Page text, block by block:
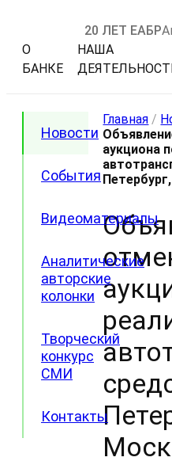
20 ЛЕТ ЕАБР
О
БАНКЕ
НАША
Новости
События
Видеоматериалы
Аналитические
авторские
колонки
Творческий
конкурс
СМИ
Контакты
Главная /
аукциона